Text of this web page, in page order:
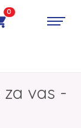
0
vas -